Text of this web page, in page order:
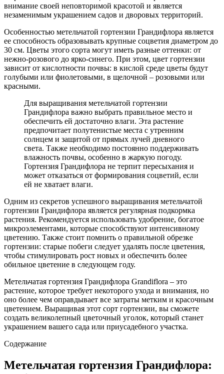
внимание своей неповторимой красотой и является
незаменимым украшением садов и дворовых территорий.
Особенностью метельчатой гортензии Грандифлора является
ее способность образовывать крупные соцветия диаметром до
30 см. Цветы этого сорта могут иметь разные оттенки: от
нежно-розового до ярко-синего. При этом, цвет гортензии
зависит от кислотности почвы: в кислой среде цветы будут
голубыми или фиолетовыми, в щелочной – розовыми или
красными.
Для выращивания метельчатой гортензии
Грандифлора важно выбрать правильное место и
обеспечить ей достаточно влаги. Эта растение
предпочитает полутенистые места с утренним
солнцем и защитой от прямых лучей дневного
света. Также необходимо постоянно поддерживать
влажность почвы, особенно в жаркую погоду.
Гортензия Грандифлора не терпит пересыхания и
может отказаться от формирования соцветий, если
ей не хватает влаги.
Одним из секретов успешного выращивания метельчатой
гортензии Грандифлора является регулярная подкормка
растения. Рекомендуется использовать удобрение, богатое
микроэлементами, которые способствуют интенсивному
цветению. Также стоит помнить о правильной обрезке
гортензии: старые побеги следует удалять после цветения,
чтобы стимулировать рост новых и обеспечить более
обильное цветение в следующем году.
Метельчатая гортензия Грандифлора Grandiflora – это
растение, которое требует некоторого ухода и внимания, но
оно более чем оправдывает все затраты метким и красочным
цветением. Выращивая этот сорт гортензии, вы сможете
создать великолепный цветочный уголок, который станет
украшением вашего сада или приусадебного участка.
Содержание
Метельчатая гортензия Грандифлора: